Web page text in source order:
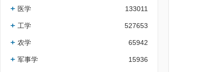
医学 133011
工学 527653
农学 65942
军事学 15936